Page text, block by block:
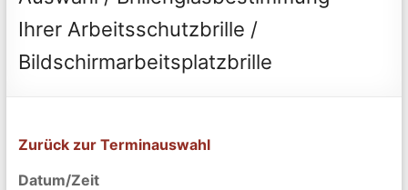
&
Contactlinsen
Ihrer Arbeitsschutzbrille /
Bildschirmarbeitsplatzbrille
Zurück zur Terminauswahl
Datum/Zeit